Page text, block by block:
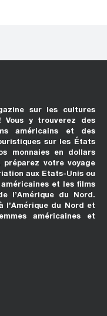
sur les cultures
Vous y trouverez des
américains et des
sur les États
monnaies en dollars
votre voyage
aux Etats-Unis ou
et les films
l’Amérique du Nord.
l’Amérique du Nord et
américaines et